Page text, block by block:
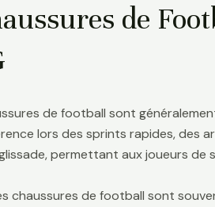
de
de football sont
lors des sprints rapides, des
permettant aux joueurs
chaussures de football sont